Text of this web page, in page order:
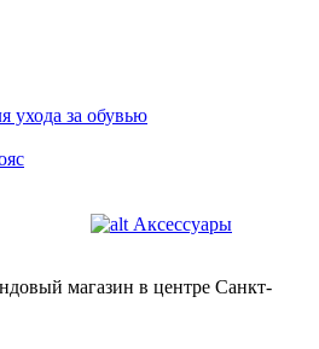
ухода за обувью
Аксессуары
магазин в центре Санкт-